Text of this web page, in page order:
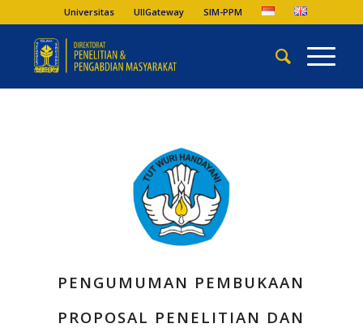
Universitas UIIGateway SIM-PPM
PENGUMUMAN PEMBUKAAN
PROPOSAL PENELITIAN DAN